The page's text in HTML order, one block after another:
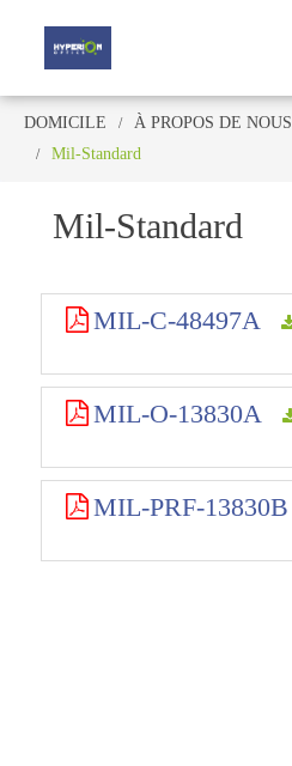
DOMICILE À PROPOS DE NOUS
Mil-Standard
Mil-Standard
MIL-C-48497A
MIL-O-13830A
MIL-PRF-13830B